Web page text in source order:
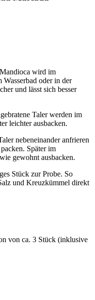
wird im
oder in der
und lässt sich besser
Taler werden im
leichter ausbacken.
nebeneinander anfrieren
Später im
gewohnt ausbacken.
Stück zur Probe. So
und Kreuzkümmel direkt
von ca. 3 Stück (inklusive